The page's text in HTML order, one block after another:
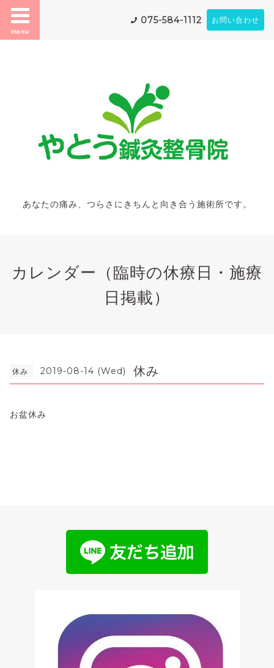
menu
075-584-1112 お問い合わせ
あなたの痛み、つらさにきちんと向き合う施術所です。
カレンダー（臨時の休療日・施療
日掲載）
休み 2019-08-14 (Wed) 休み
お盆休み